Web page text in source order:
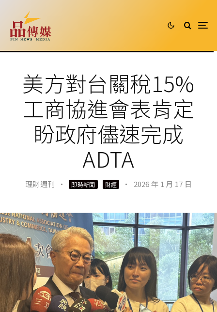
美方對台關稅15%
工商協進會表肯定
盼政府儘速完成
ADTA
理財週刊 · 即時新聞 財經 · 2026 年 1 月 17 日